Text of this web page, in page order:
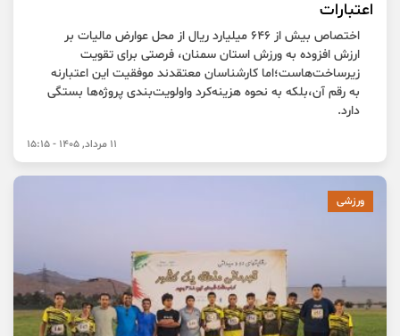
اعتبارات
اختصاص بیش از ۶۴۶ میلیارد ریال از محل عوارض مالیات بر
ارزش افزوده به ورزش استان سمنان، فرصتی برای تقویت
زیرساخت‌هاست؛اما کارشناسان معتقدند موفقیت این اعتبارنه
به رقم آن،بلکه به نحوه هزینه‌کرد واولویت‌بندی پروژه‌ها بستگی
دارد.
11 مرداد, 1405 - 15:15
ورزشی